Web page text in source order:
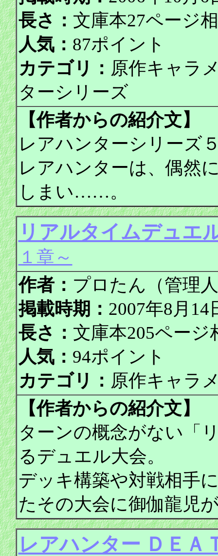
長さ： 文庫本27ページ
人気： 87ポイント
カテゴリ： 原作キャラ
ターシリーズ
【作者からの紹介文】
レアハンターシリーズ
レアハンターは、偶然
しまい……。
リアルタイムデュエ
１章～
作者： プロたん（管理
掲載時期： 2007年8月
長さ： 文庫本205ページ
人気： 94ポイント
カテゴリ： 原作キャラ
【作者からの紹介文】
ターンの概念がない「
るデュエル大会。
デッキ構築や対戦相手
たその大会に御伽龍児
レアハンター ＤＥＡ